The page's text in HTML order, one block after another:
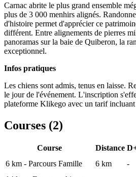
Carnac abrite le plus grand ensemble
plus de 3 000 menhirs alignés.
d'histoire permet d'apprécier ce
différent. Entre alignements de pierres
panoramas sur la baie de Quiberon, la
exceptionnel.
Infos pratiques
Les chiens sont admis, tenus en laisse.
le jour de l'événement. L'inscription
plateforme Klikego avec un tarif
Courses (2)
Course Distance
6 km - Parcours Famille
6 km -